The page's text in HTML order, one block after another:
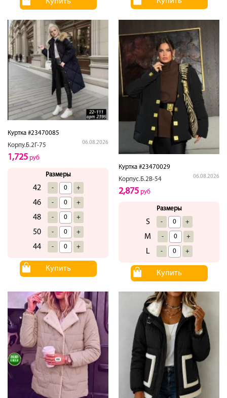
Куртка #23470085
Корпу.Б.2Г-75
06.08.2026
1,725 руб
Размеры
42 - +
46 - +
48 - +
50 - +
44 - +
Купить
Куртка #23470029
Корпус.Б.2В-54
06.08.2026
2,875 руб
Размеры
S - +
M - +
L - +
Купить